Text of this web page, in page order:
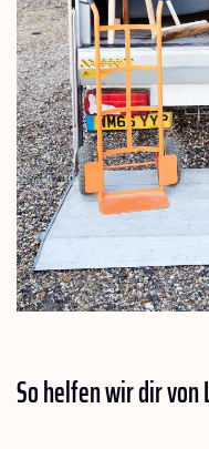
So helfen wir dir von